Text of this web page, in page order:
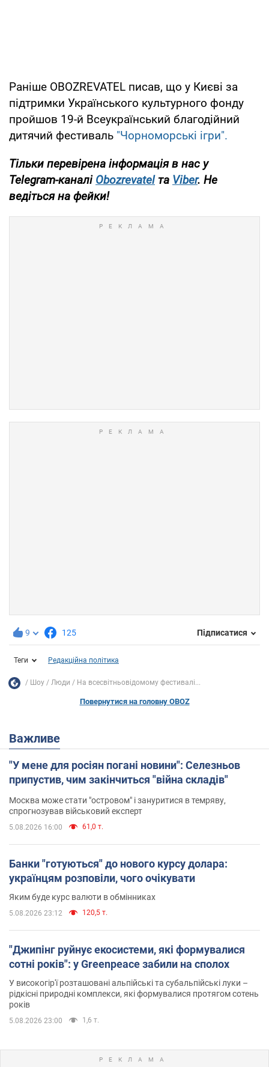
Раніше OBOZREVATEL писав, що у Києві за
підтримки Українського культурного фонду
пройшов 19-й Всеукраїнський благодійний
дитячий фестиваль "Чорноморські ігри".
Тільки перевірена інформація в нас у
Telegram-каналі Obozrevatel та Viber. Не
ведіться на фейки!
9 125 Підписатися
Теги Редакційна політика
Шоу Люди На всесвітньовідомому фестивалі...
Повернутися на головну OBOZ
Важливе
"У мене для росіян погані новини": Селезньов
припустив, чим закінчиться "війна складів"
Москва може стати "островом" і зануритися в темряву,
спрогнозував військовий експерт
5.08.2026 16:00 61,0 т.
Банки "готуються" до нового курсу долара:
українцям розповіли, чого очікувати
Яким буде курс валюти в обмінниках
5.08.2026 23:12 120,5 т.
"Джипінг руйнує екосистеми, які формувалися
сотні років": у Greenpeace забили на сполох
У високогір'ї розташовані альпійські та субальпійські луки –
рідкісні природні комплекси, які формувалися протягом сотень
років
5.08.2026 23:00 1,6 т.